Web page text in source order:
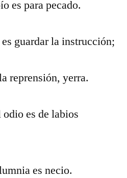
es para pecado.
guardar la instrucción;
reprensión, yerra.
es de labios
es necio.